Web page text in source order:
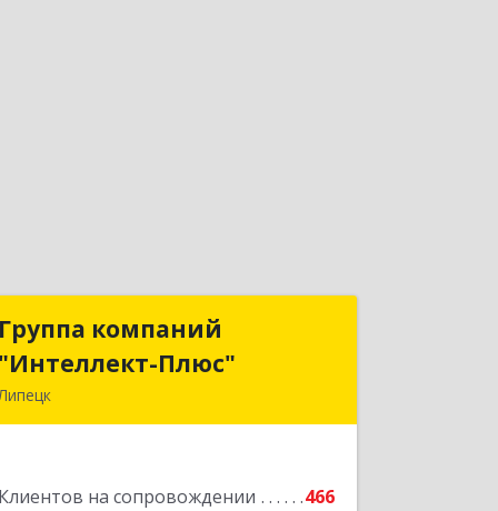
Группа компаний
"Интеллект-Плюс"
Клиентов на сопровождении
466
Группа компаний
"Интеллект-Плюс"
Подробнее